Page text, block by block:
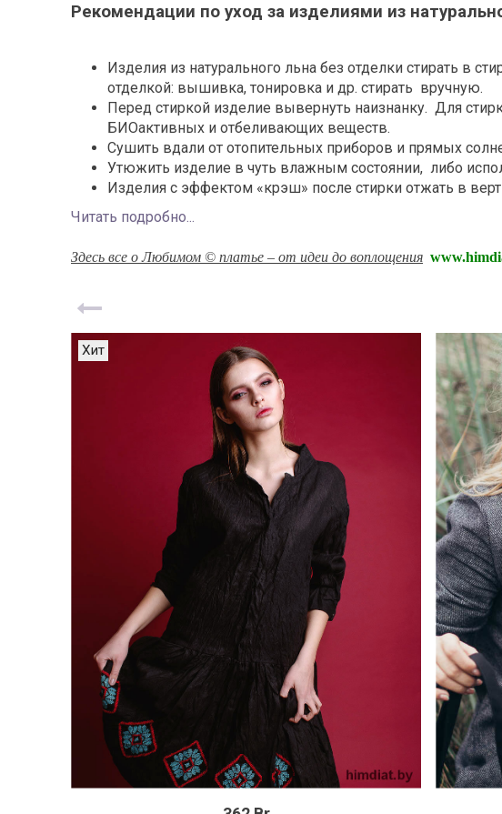
Рекомендации по уход за изделиями из
Изделия из натурального льна без отделки стирать в
отделкой: вышивка, тонировка и др. стирать вручную.
Перед стиркой изделие вывернуть наизнанку. Для
БИОактивных и отбеливающих веществ.
Сушить вдали от отопительных приборов и прямых
Утюжить изделие в чуть влажным состоянии, либо
Изделия с эффектом «крэш» после стирки отжать в
Читать подробно...
Здесь все о Любимом © платье – от идеи до воплощения
Хит